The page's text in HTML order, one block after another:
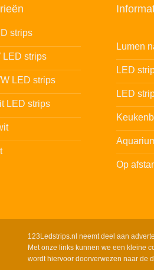
strips
LED strips
LED strips
LED strips
Lumen
LED
LED
Op
123Ledstrips.nl neemt deel aan
Met onze links kunnen we een kleine
wordt hiervoor doorverwezen naar de